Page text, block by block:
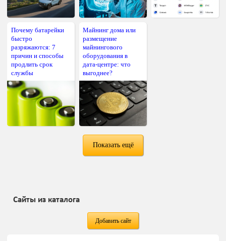
Почему батарейки
быстро
разряжаются: 7
причин и способы
продлить срок
службы
Майнинг дома или
размещение
майнингового
оборудования в
дата-центре: что
выгоднее?
Показать ещё
Сайты из каталога
Добавить сайт